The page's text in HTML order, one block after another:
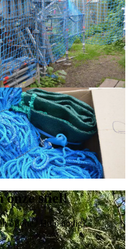
onze stiel!
offerte? Hulp nodig?